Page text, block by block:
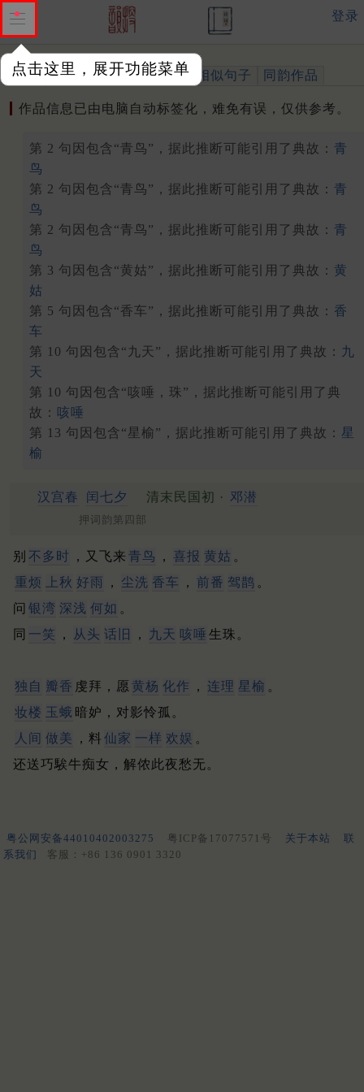
点击这里，展开功能菜单
登录
作品 标注四声 出处、引用 相似句子 同韵作品
作品信息已由电脑自动标签化，难免有误，仅供参考。
第 2 句因包含“青鸟”，据此推断可能引用了典故： 青
鸟
第 2 句因包含“青鸟”，据此推断可能引用了典故： 青
鸟
第 2 句因包含“青鸟”，据此推断可能引用了典故： 青
鸟
第 3 句因包含“黄姑”，据此推断可能引用了典故： 黄
姑
第 5 句因包含“香车”，据此推断可能引用了典故： 香
车
第 10 句因包含“九天”，据此推断可能引用了典故： 九
天
第 10 句因包含“咳唾，珠”，据此推断可能引用了典
故： 咳唾
第 13 句因包含“星榆”，据此推断可能引用了典故： 星
榆
汉宫春 闰七夕 清末民国初 · 邓潜
押词韵第四部
别 不多时 ，又飞来 青鸟 ， 喜报 黄姑 。
重烦
上秋 好雨 ， 尘洗 香车 ， 前番 驾鹊 。
问 银湾 深浅 何如 。
同 一笑 ， 从头 话旧 ， 九天 咳唾 生珠。
独自 瓣香 虔拜，愿 黄杨 化作 ， 连理 星榆 。
妆楼 玉蛾 暗妒，对影怜孤。
人间 做美 ，料 仙家 一样 欢娱 。
还送巧騃牛痴女，解侬此夜愁无。
粤公网安备44010402003275 粤ICP备17077571号 关于本站
联
系我们
客服：+86 136 0901 3320